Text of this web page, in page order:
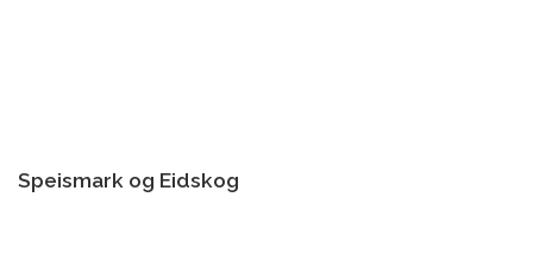
Speismark og Eidskog